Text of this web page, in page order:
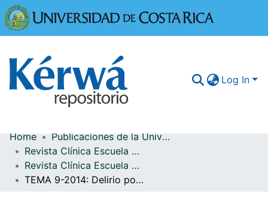
Log In
Communities & Collections
More Information
Home
Publicaciones de la Universidad de Costa Rica
Revista Clínica Escuela de Medicina UCR-HSJD
Revista Clínica Escuela de Medicina UCR-HSJD, Volumen 4, Número 4
TEMA 9-2014: Delirio postquirúrgico en fractura de cadera del paciente adulto mayor